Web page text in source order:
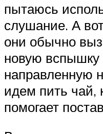
пытаюсь
слушание. А
они обычно
новую вспышку
направленную
идем пить чай,
помогает